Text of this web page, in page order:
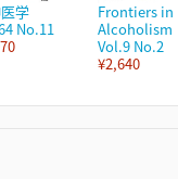
学
No.11
Frontiers in
Alcoholism
Vol.9 No.2
¥2,640